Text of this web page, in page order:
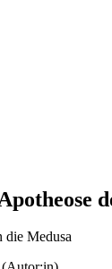
die Medusa